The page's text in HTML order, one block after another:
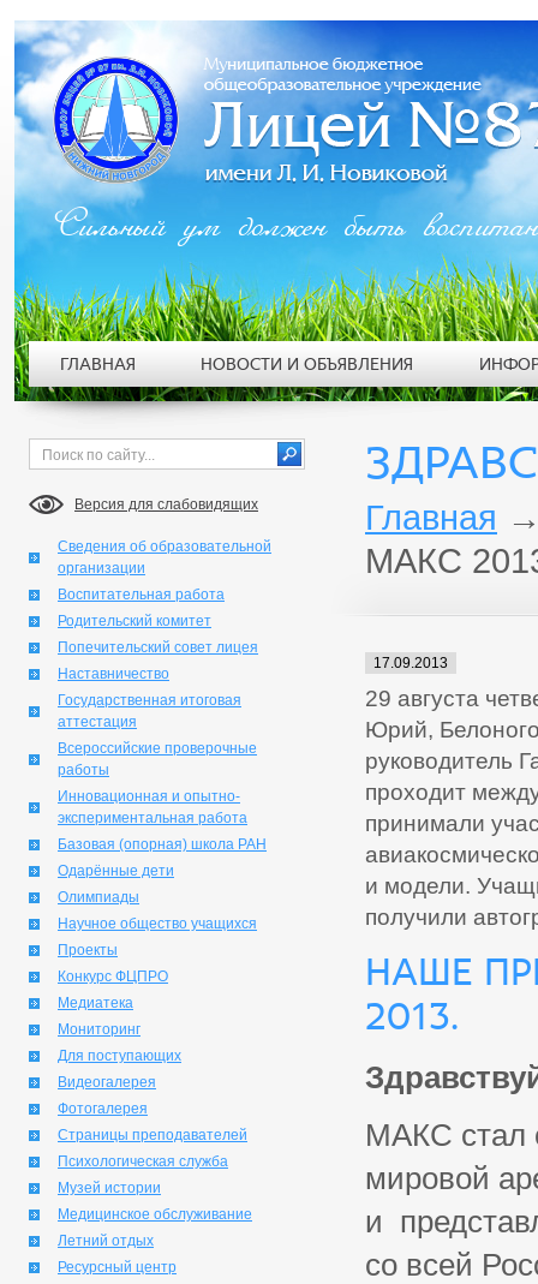
Версия для слабовидящих
Сведения об образовательной
организации
Воспитательная работа
Родительский комитет
Попечительский совет лицея
Наставничество
Государственная итоговая
аттестация
Всероссийские проверочные
работы
Инновационная и опытно-
экспериментальная работа
Базовая (опорная) школа РАН
Одарённые дети
Олимпиады
Научное общество учащихся
Проекты
Конкурс ФЦПРО
Медиатека
Мониторинг
Для поступающих
Видеогалерея
Фотогалерея
Страницы преподавателей
Психологическая служба
Музей истории
Медицинское обслуживание
Летний отдых
Ресурсный центр
Главная
МАКС
17.09.2013
29 августа
Юрий,
руководитель
проходит
принимали
и модели.
получили
Наше
2013.
МАКС стал
мировой
и
со всей
Сильный ум должен быть
ГЛАВНАЯ НОВОСТИ И ОБЪЯВЛЕНИЯ